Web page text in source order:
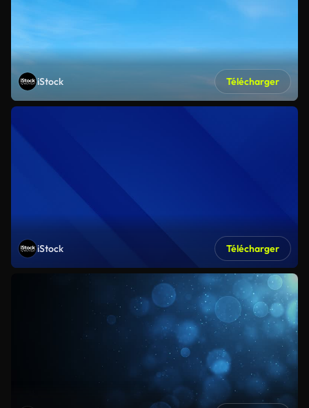
iStock Télécharger
iStock Télécharger